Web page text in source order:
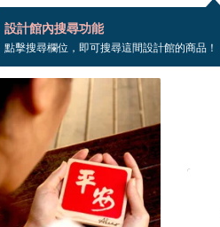
設計館內搜尋功能
點擊搜尋欄位，即可搜尋這間設計館的商品！
1 個商品
台灣